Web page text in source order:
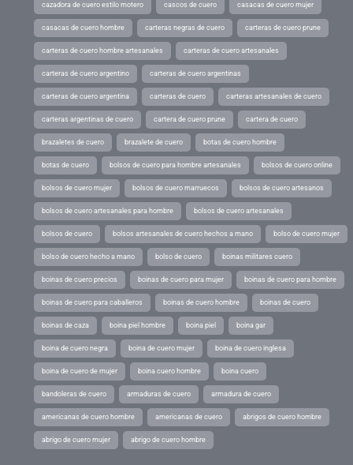
cazadora de cuero estilo motero cascos de cuero casacas de cuero mujer
casacas de cuero hombre carteras negras de cuero carteras de cuero prune
carteras de cuero hombre artesanales carteras de cuero artesanales
carteras de cuero argentino carteras de cuero argentinas
carteras de cuero argentina carteras de cuero carteras artesanales de cuero
carteras argentinas de cuero cartera de cuero prune cartera de cuero
brazaletes de cuero brazalete de cuero botas de cuero hombre
botas de cuero bolsos de cuero para hombre artesanales bolsos de cuero online
bolsos de cuero mujer bolsos de cuero marruecos bolsos de cuero artesanos
bolsos de cuero artesanales para hombre bolsos de cuero artesanales
bolsos de cuero bolsos artesanales de cuero hechos a mano bolso de cuero mujer
bolso de cuero hecho a mano bolso de cuero boinas militares cuero
boinas de cuero precios boinas de cuero para mujer boinas de cuero para hombre
boinas de cuero para caballeros boinas de cuero hombre boinas de cuero
boinas de caza boina piel hombre boina piel boina gar
boina de cuero negra boina de cuero mujer boina de cuero inglesa
boina de cuero de mujer boina cuero hombre boina cuero
bandoleras de cuero armaduras de cuero armadura de cuero
americanas de cuero hombre americanas de cuero abrigos de cuero hombre
abrigo de cuero mujer abrigo de cuero hombre